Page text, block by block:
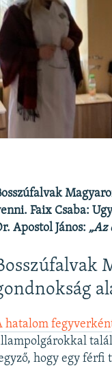
Faix Csaba:
Apostol János: „Az
hatalom
hogy egy férfi